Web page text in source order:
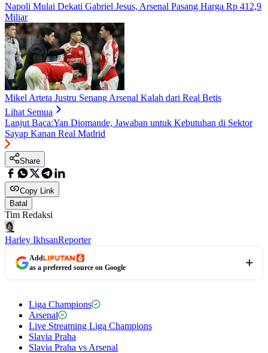
Napoli Mulai Dekati Gabriel Jesus, Arsenal Pasang Harga Rp 412,9
Miliar
Mikel Arteta Justru Senang Arsenal Kalah dari Real Betis
Lihat Semua
Lanjut Baca:Yan Diomande, Jawaban untuk Kebutuhan di Sektor
Sayap Kanan Real Madrid
Share
Copy Link
Batal
Tim Redaksi
Harley IkhsanReporter
Add
as a preferred source on Google
Liga Champions
Arsenal
Live Streaming Liga Champions
Slavia Praha
Slavia Praha vs Arsenal